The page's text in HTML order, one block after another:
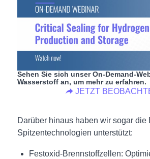
Sehen Sie sich unser On-Demand-
Wasserstoff an, um mehr zu erfahren.
JETZT
Darüber hinaus haben wir sogar die
Spitzentechnologien unterstützt:
Festoxid-Brennstoffzellen: